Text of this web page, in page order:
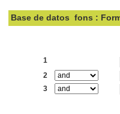
Base de datos fons :
1
2
3